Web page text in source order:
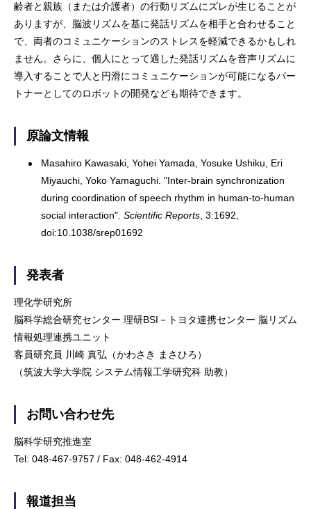
齢者と親族（または介護者）の行動リズムにズレが生じることが
ありますが、脳波リズムを基に発話リズムを相手と合わせること
で、両者のコミュニケーションのストレスを軽減できるかもしれ
ません。さらに、個人にとって適した発話リズムを音声リズムに
導入することで人と円滑にコミュニケーションが可能になるパー
トナーとしてのロボットの開発なども期待できます。
原論文情報
Masahiro Kawasaki, Yohei Yamada, Yosuke Ushiku, Eri
Miyauchi, Yoko Yamaguchi. "Inter-brain synchronization
during coordination of speech rhythm in human-to-human
social interaction".Scientific Reports , 3:1692,
doi:10.1038/srep01692
発表者
理化学研究所
脳科学総合研究センター 理研BSI－トヨタ連携センター 脳リズム
情報処理連携ユニット
客員研究員 川崎 真弘（かわさき まさひろ）
（筑波大学大学院 システム情報工学研究科 助教）
お問い合わせ先
脳科学研究推進室
Tel: 048-467-9757 / Fax: 048-462-4914
報道担当